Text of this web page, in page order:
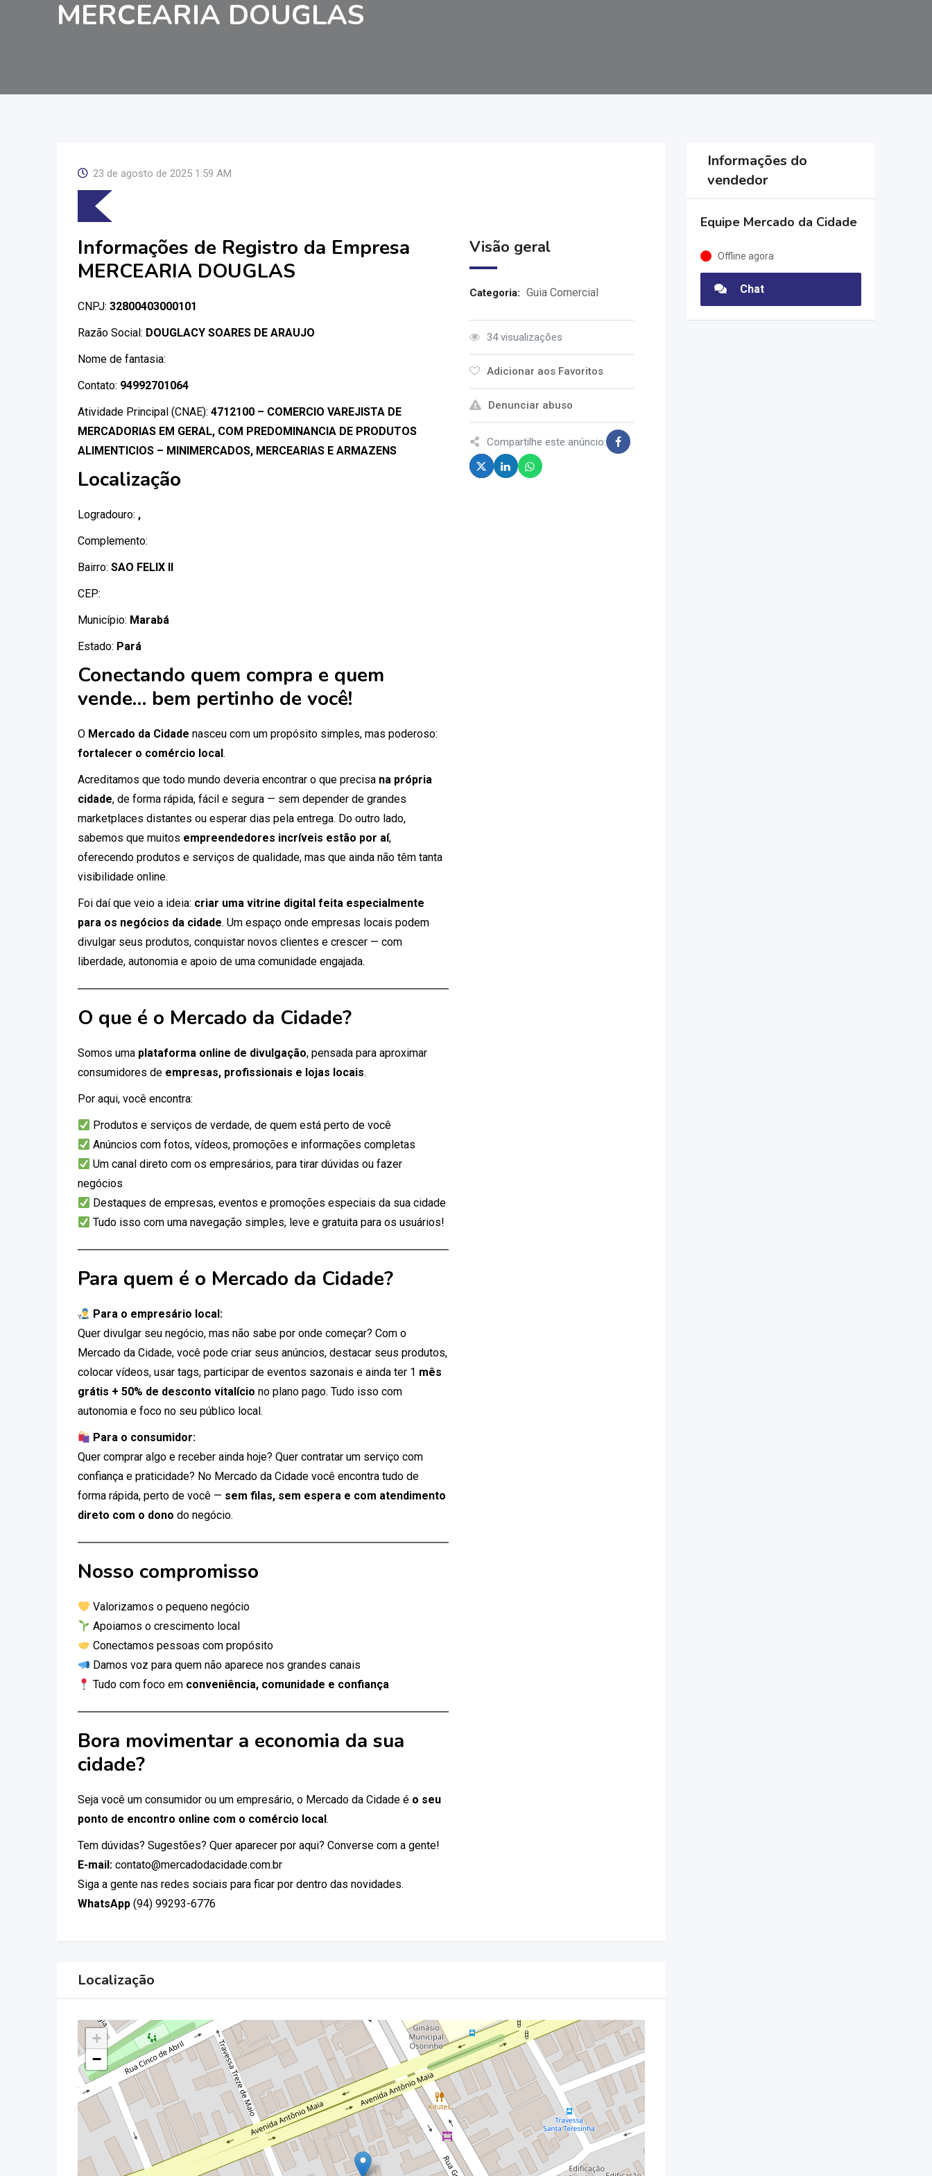
MERCEARIA DOUGLAS
23 de agosto de 2025 1:59 AM
Informações de Registro da Empresa
MERCEARIA DOUGLAS
CNPJ: 32800403000101
Razão Social: DOUGLACY SOARES DE ARAUJO
Nome de fantasia:
Contato: 94992701064
Atividade Principal (CNAE): 4712100 – COMERCIO VAREJISTA DE
MERCADORIAS EM GERAL, COM PREDOMINANCIA DE PRODUTOS
ALIMENTICIOS – MINIMERCADOS, MERCEARIAS E ARMAZENS
Localização
Logradouro: ,
Complemento:
Bairro: SAO FELIX II
CEP:
Município: Marabá
Estado: Pará
Conectando quem compra e quem
vende… bem pertinho de você!
O Mercado da Cidade nasceu com um propósito simples, mas poderoso:
fortalecer o comércio local.
Acreditamos que todo mundo deveria encontrar o que precisa na própria
cidade, de forma rápida, fácil e segura — sem depender de grandes
marketplaces distantes ou esperar dias pela entrega. Do outro lado,
sabemos que muitos empreendedores incríveis estão por aí,
oferecendo produtos e serviços de qualidade, mas que ainda não têm tanta
visibilidade online.
Foi daí que veio a ideia: criar uma vitrine digital feita especialmente
para os negócios da cidade. Um espaço onde empresas locais podem
divulgar seus produtos, conquistar novos clientes e crescer — com
liberdade, autonomia e apoio de uma comunidade engajada.
O que é o Mercado da Cidade?
Somos uma plataforma online de divulgação, pensada para aproximar
consumidores de empresas, profissionais e lojas locais.
Por aqui, você encontra:
Produtos e serviços de verdade, de quem está perto de você
Anúncios com fotos, vídeos, promoções e informações completas
Um canal direto com os empresários, para tirar dúvidas ou fazer
negócios
Destaques de empresas, eventos e promoções especiais da sua cidade
Tudo isso com uma navegação simples, leve e gratuita para os usuários!
Para quem é o Mercado da Cidade?
Para o empresário local:
Quer divulgar seu negócio, mas não sabe por onde começar? Com o
Mercado da Cidade, você pode criar seus anúncios, destacar seus produtos,
colocar vídeos, usar tags, participar de eventos sazonais e ainda ter 1 mês
grátis + 50% de desconto vitalício no plano pago. Tudo isso com
autonomia e foco no seu público local.
Para o consumidor:
Quer comprar algo e receber ainda hoje? Quer contratar um serviço com
confiança e praticidade? No Mercado da Cidade você encontra tudo de
forma rápida, perto de você — sem filas, sem espera e com atendimento
direto com o dono do negócio.
Nosso compromisso
Valorizamos o pequeno negócio
Apoiamos o crescimento local
Conectamos pessoas com propósito
Damos voz para quem não aparece nos grandes canais
Tudo com foco em conveniência, comunidade e confiança
Bora movimentar a economia da sua
cidade?
Seja você um consumidor ou um empresário, o Mercado da Cidade é o seu
ponto de encontro online com o comércio local.
Tem dúvidas? Sugestões? Quer aparecer por aqui? Converse com a gente!
E-mail: contato@mercadodacidade.com.br
Siga a gente nas redes sociais para ficar por dentro das novidades.
WhatsApp (94) 99293-6776
Visão geral
Categoria: Guia Comercial
34 visualizações
Adicionar aos Favoritos
Denunciar abuso
Compartilhe este anúncio:
Localização
+
−
Informações do
vendedor
Equipe Mercado da Cidade
Offline agora
Chat